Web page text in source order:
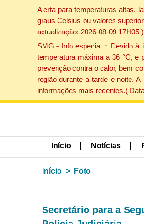
Alerta para temperaturas altas,
graus Celsius ou valores
actualização: 2026-08-09 17H05 )
SMG－Info especial：Devido à
temperatura máxima a 36 °C, e
prevenção contra o calor, bem
região durante a tarde e noite.
informações mais recentes.(
Início Notícias
Início Foto
Secretário para a